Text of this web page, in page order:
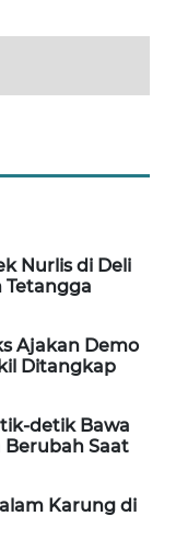
Nurlis di Deli
Tetangga
Ajakan Demo
Ditangkap
detik Bawa
Berubah Saat
Karung di